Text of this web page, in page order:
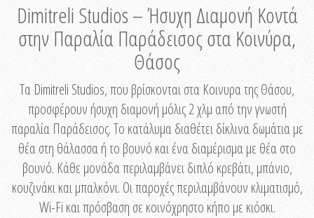
Dimitreli Studios – Ήσυχη Διαμονή Κοντά
στην Παραλία Παράδεισος στα Κοινύρα,
Θάσος
Τα Dimitreli Studios, που βρίσκονται στα Κοινυρα της Θάσου,
προσφέρουν ήσυχη διαμονή μόλις 2 χλμ από την γνωστή
παραλία Παράδεισος. Το κατάλυμα διαθέτει δίκλινα δωμάτια με
θέα στη θάλασσα ή το βουνό και ένα διαμέρισμα με θέα στο
βουνό. Κάθε μονάδα περιλαμβάνει διπλό κρεβάτι, μπάνιο,
κουζινάκι και μπαλκόνι. Οι παροχές περιλαμβάνουν κλιματισμό,
Wi-Fi και πρόσβαση σε κοινόχρηστο κήπο με κιόσκι.